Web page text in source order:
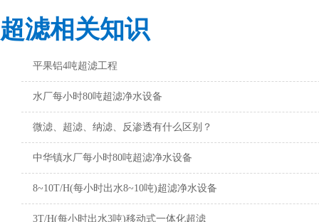
超滤相关知识
平果铝4吨超滤工程
水厂每小时80吨超滤净水设备
微滤、超滤、纳滤、反渗透有什么区别？
中华镇水厂每小时80吨超滤净水设备
8~10T/H(每小时出水8~10吨)超滤净水设备
3T/H(每小时出水3吨)移动式一体化超滤